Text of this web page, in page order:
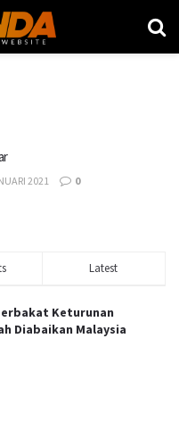
2021 0
Latest
Keturunan
Diabaikan Malaysia